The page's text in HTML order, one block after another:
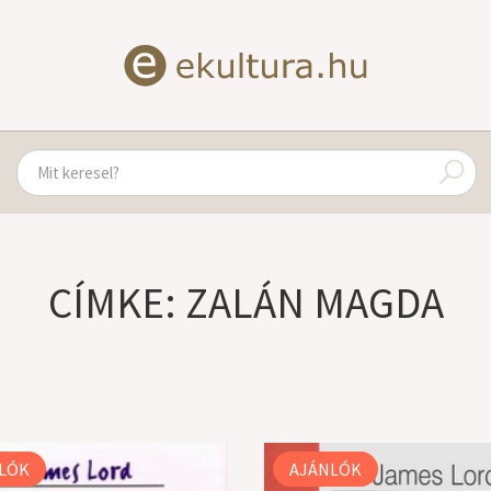
CÍMKE: ZALÁN MAGDA
AJÁNLÓK